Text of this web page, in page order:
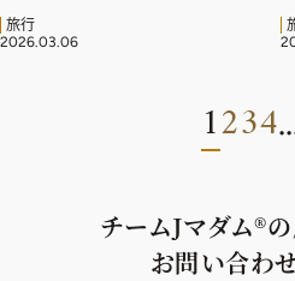
旅行
2026.03.06
1234
チームJマダム®︎
お問い合わ